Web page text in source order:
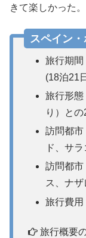
きて楽しかった。
スペイン
旅行期間
(18泊21
旅行形態
り）と
訪問都市
ド、サ
訪問都市
ス、ナザ
旅行費用
旅行概要